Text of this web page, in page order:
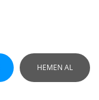
HEMEN AL